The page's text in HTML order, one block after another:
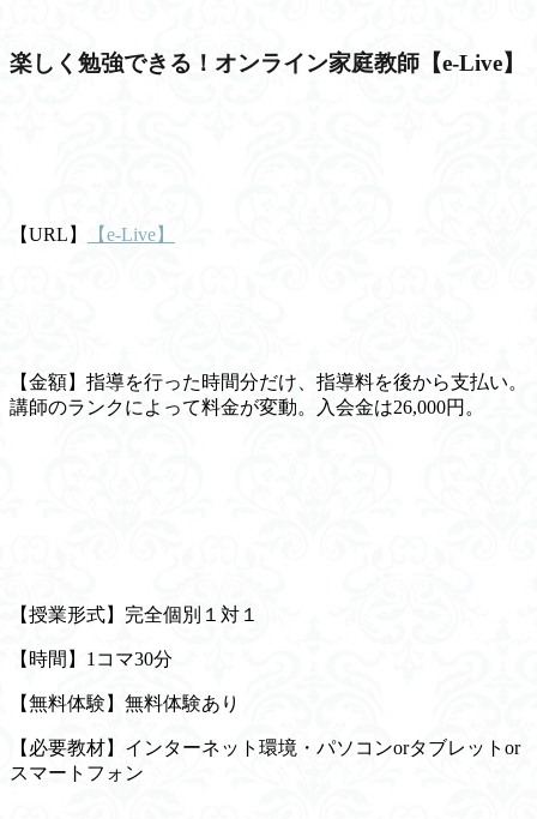
楽しく勉強できる！オンライン家庭教師【e-Live】
【URL】 【e-Live】
【金額】指導を行った時間分だけ、指導料を後から支払い。
講師のランクによって料金が変動。入会金は26,000円。
【授業形式】完全個別１対１
【時間】1コマ30分
【無料体験】無料体験あり
【必要教材】インターネット環境・パソコンorタブレットor
スマートフォン